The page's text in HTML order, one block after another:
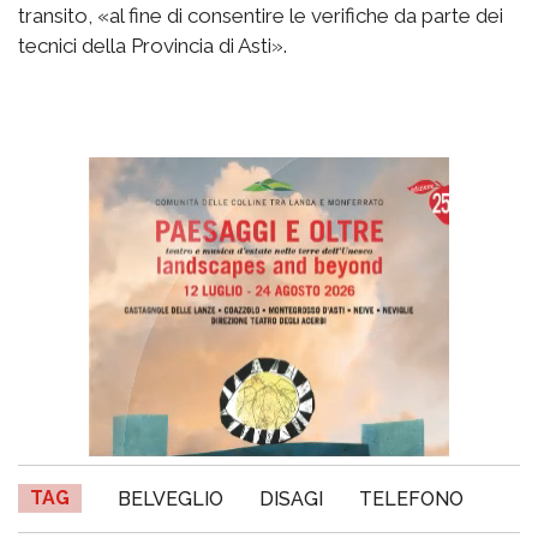
transito, «al fine di consentire le verifiche da parte dei
tecnici della Provincia di Asti».
TAG BELVEGLIO DISAGI TELEFONO